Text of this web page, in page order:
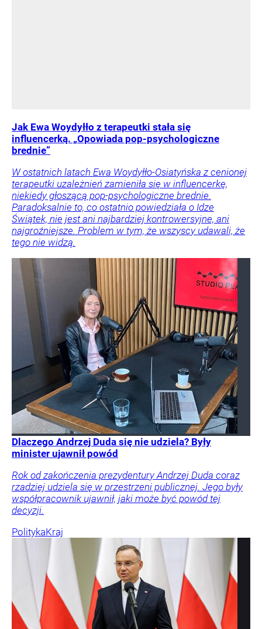
Jak Ewa Woydyłło z terapeutki stała się
influencerką. „Opowiada pop-psychologiczne
brednie”
W ostatnich latach Ewa Woydyłło-Osiatyńska z cenionej
terapeutki uzależnień zamieniła się w influencerkę,
niekiedy głoszącą pop-psychologiczne brednie.
Paradoksalnie to, co ostatnio powiedziała o Idze
Świątek, nie jest ani najbardziej kontrowersyjne, ani
najgroźniejsze. Problem w tym, że wszyscy udawali, że
tego nie widzą.
Dlaczego Andrzej Duda się nie udziela? Były
minister ujawnił powód
Rok od zakończenia prezydentury Andrzej Duda coraz
rzadziej udziela się w przestrzeni publicznej. Jego były
współpracownik ujawnił, jaki może być powód tej
decyzji.
PolitykaKraj